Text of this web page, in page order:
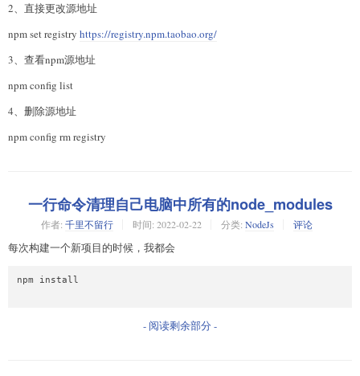
2、直接更改源地址
npm set registry https://registry.npm.taobao.org/
3、查看npm源地址
npm config list
4、删除源地址
npm config rm registry
一行命令清理自己电脑中所有的node_modules
作者: 千里不留行 时间: 2022-02-22 分类: NodeJs 评论
每次构建一个新项目的时候，我都会
npm install
- 阅读剩余部分 -